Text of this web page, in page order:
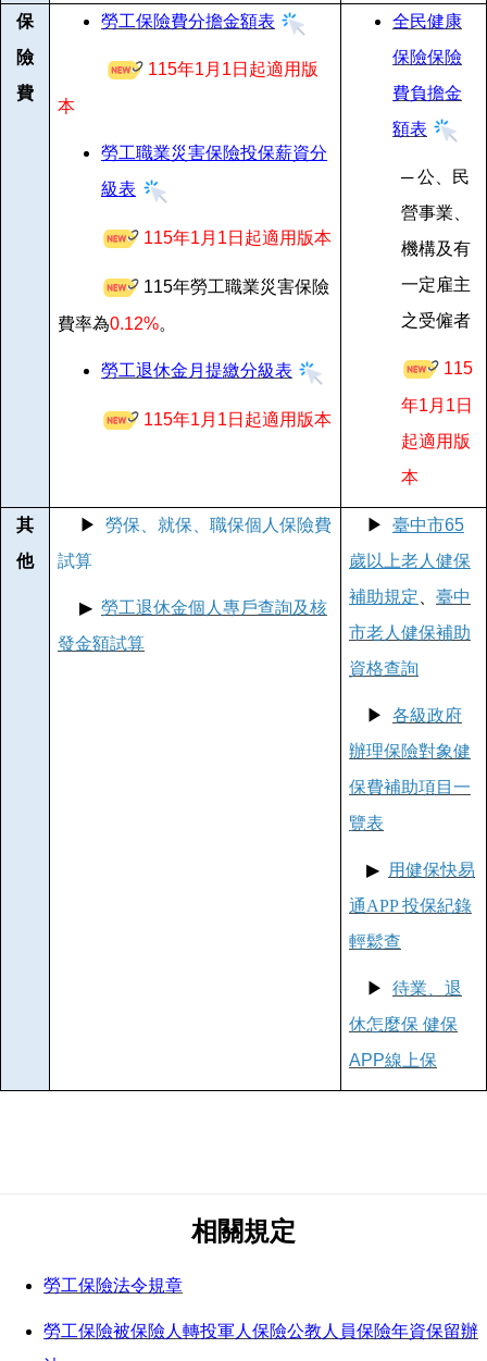
保
險
費
勞工保險費分擔金額表
115年1月1日起適用版
本
勞工職業災害保險投保薪資分
級表
115年1月1日起適用版本
115年勞工職業災害保險
費率為0.12%。
勞工退休金月提繳分級表
115年1月1日起適用版本
全民健康
保險保險
費負擔金
額表
─公、民
營事業、
機構及有
一定雇主
之受僱者
115
年1月1日
起適用版
本
其
他
▶ 勞保、就保、職保個人保險費
試算
▶ 勞工退休金個人專戶查詢及核
發金額試算
▶ 臺中市65
歲以上老人健保
補助規定
臺中
市老人健保補助
資格查詢
▶ 各級政府
辦理保險對象健
保費補助項目一
覽表
▶ 用健保快易
通APP 投保紀錄
輕鬆查
▶ 待業、退
休怎麼保 健保
APP線上保
相關規定
勞工保險法令規章
勞工保險被保險人轉投軍人保險公教人員保險年資保留辦